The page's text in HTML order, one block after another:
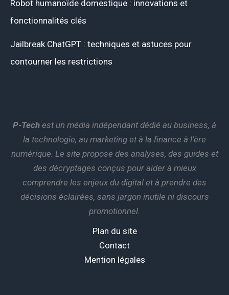
Robot humanoïde domestique : innovations et
fonctionnalités clés
Jailbreak ChatGPT : techniques et astuces pour
contourner les restrictions
P-Tech est un média indépendant dédié au business, à
la technologie, au marketing et à la finance à l’ère
numérique. Le site propose des analyses, des guides et
des décryptages conçus pour aider à mieux
comprendre les enjeux du digital et à prendre des
décisions éclairées, sans jargon inutile ni discours
promotionnel.
Plan du site
Contact
Mention légales